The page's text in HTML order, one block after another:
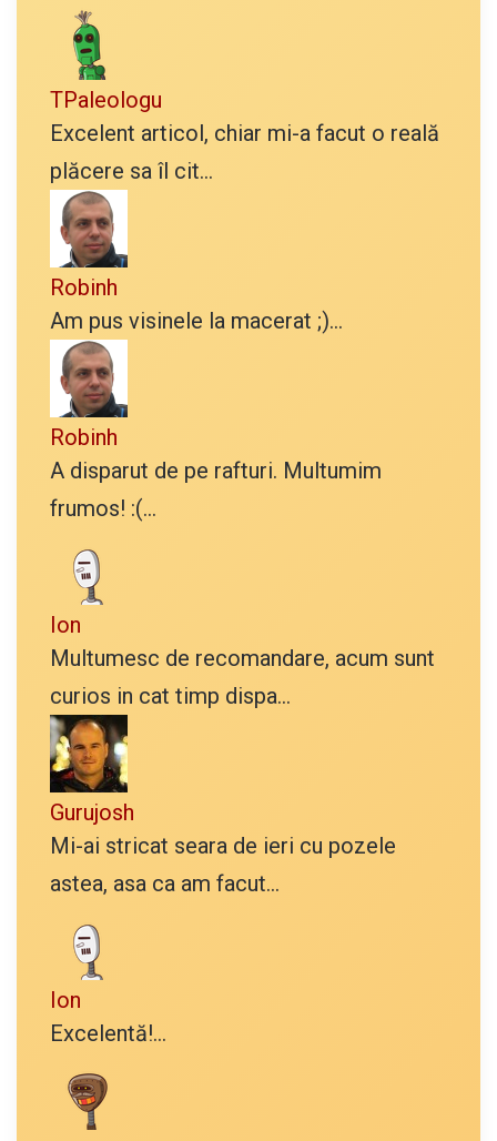
TPaleologu
Excelent articol, chiar mi-a facut o reală
plăcere sa îl cit...
Robinh
Am pus visinele la macerat ;)...
Robinh
A disparut de pe rafturi. Multumim
frumos! :(...
Ion
Multumesc de recomandare, acum sunt
curios in cat timp dispa...
Gurujosh
Mi-ai stricat seara de ieri cu pozele
astea, asa ca am facut...
Ion
Excelentă!...